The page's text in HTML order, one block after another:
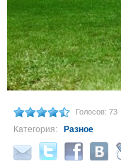
Голосов: 73
Категория: Разное